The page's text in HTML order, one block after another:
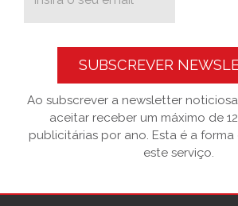
SUBSCREVER
Ao subscrever a newsletter
aceitar receber um máximo de
publicitárias por ano. Esta é a
este serviço.